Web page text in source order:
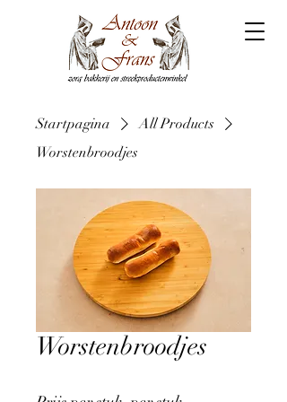
Startpagina
All Products
Worstenbroodjes
Worstenbroodjes